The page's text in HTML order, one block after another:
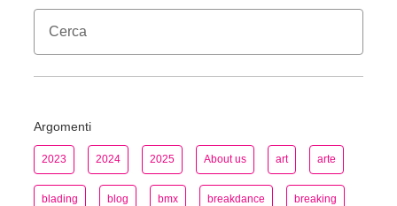
Argomenti
2023 2024 2025 About us art arte
blading blog bmx breakdance breaking